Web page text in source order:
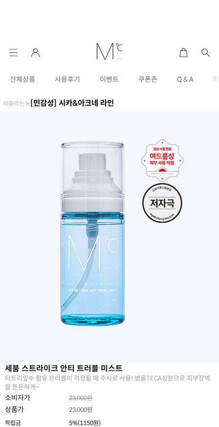
전체상품 사용후기 이벤트 쿠폰존 Q & A
제품라인 > [민감성] 시카&아크네 라인
세붐 스트라이크 안티 트러블 미스트
티트리잎수 함유 트러블이 걱정될 때 수시로 사용! 병풀TECA성분으로 피부장벽
을 튼튼하게~
소비자가 23,000원
상품가 23,000원
적립금
5%(1150원)